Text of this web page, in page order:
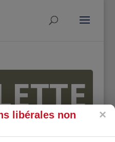
libérales non